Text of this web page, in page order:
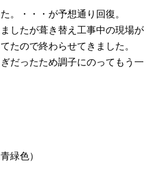
。・・・が予想通り回復。
したが葺き替え工事中の現場が
たので終わらせてきました。
だったため調子にのってもう一
緑色）